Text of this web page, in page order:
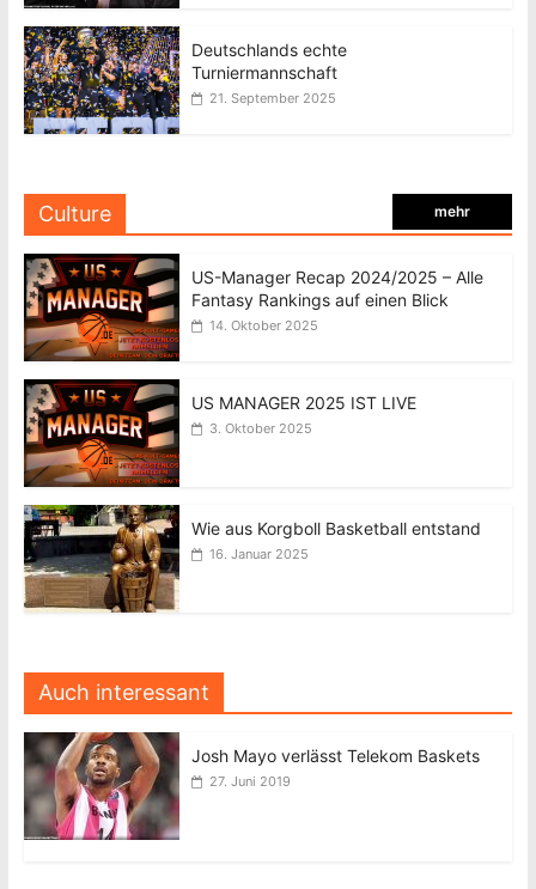
Deutschlands echte
Turniermannschaft
21. September 2025
Culture mehr
US-Manager Recap 2024/2025 – Alle
Fantasy Rankings auf einen Blick
14. Oktober 2025
US MANAGER 2025 IST LIVE
3. Oktober 2025
Wie aus Korgboll Basketball entstand
16. Januar 2025
Auch interessant
Josh Mayo verlässt Telekom Baskets
27. Juni 2019